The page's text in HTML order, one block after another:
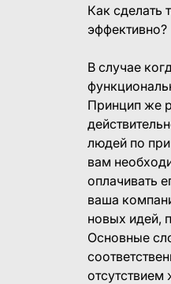
Как сделать
эффективно?
В случае
Принцип же
людей по
вам
оплачивать
ваша
новых идей,
Основные
отсутствием